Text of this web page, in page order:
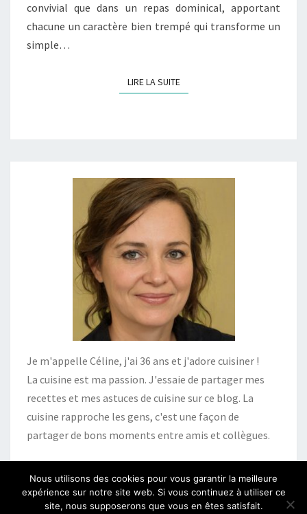
convivial que dans un repas dominical, apportant
chacune un caractère bien trempé qui transforme un
simple…
LIRE LA SUITELIRE LA SUITE
Je m'appelle Céline, j'ai 36 ans et j'adore cuisiner !
La cuisine est ma passion. J'essaie de partager mes
recettes et mes astuces de cuisine sur ce blog. La
cuisine rapproche les gens, c'est une façon de
partager de bons moments entre amis et collègues.
Nous utilisons des cookies pour vous garantir la meilleure
expérience sur notre site web. Si vous continuez à utiliser ce
site, nous supposerons que vous en êtes satisfait.